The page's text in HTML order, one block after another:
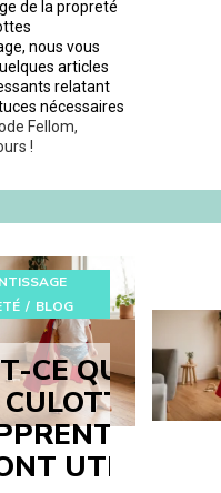
de la propreté
nous vous
articles
relatant
nécessaires
Fellom,
!
BLOG
CE QUE LES
CULOTTES
UTILES ?